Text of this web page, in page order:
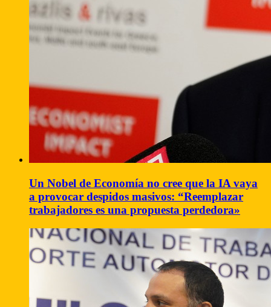
Un Nobel de Economía no cree que la IA vaya
a provocar despidos masivos: “Reemplazar
trabajadores es una propuesta perdedora»